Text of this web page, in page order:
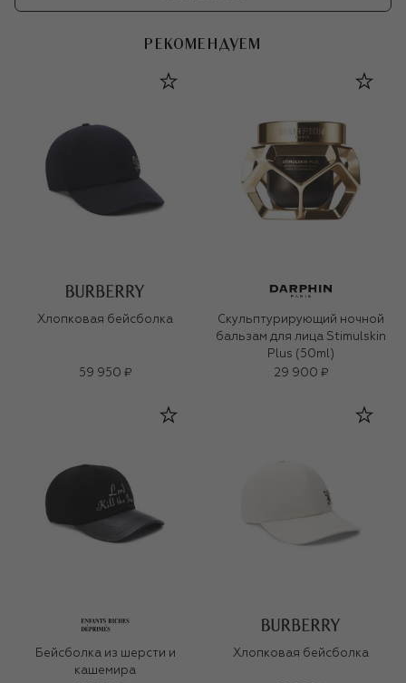
РЕКОМЕНДУЕМ
Хлопковая бейсболка
59 950 ₽
Скульптурирующий ночной
бальзам для лица Stimulskin
Plus (50ml)
29 900 ₽
Бейсболка из шерсти и
кашемира
Хлопковая бейсболка